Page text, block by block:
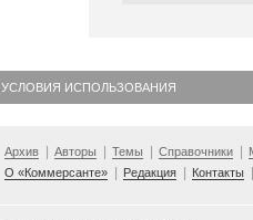
УСЛОВИЯ ИСПОЛЬЗОВАНИЯ
Архив Авторы Темы Справочники
О «Коммерсанте»
Редакция Контакты